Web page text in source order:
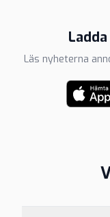
Läs nyheterna